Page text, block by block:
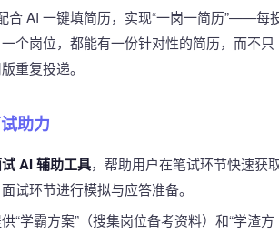
合 AI 一键填简历，实现“一岗一简历”——每
个岗位，都能有一份针对性的简历，而不只
重复投递。
助力
AI 辅助工具，帮助用户在笔试环节快速获
试环节进行模拟与应答准备。
“学霸方案”（搜集岗位备考资料）和“学渣方